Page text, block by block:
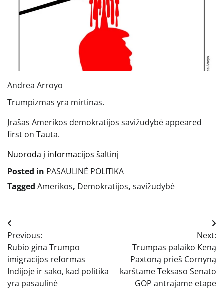
Andrea Arroyo
Trumpizmas yra mirtinas.
Įrašas Amerikos demokratijos savižudybė appeared
first on Tauta.
Nuoroda į informacijos šaltinį
Posted in PASAULINĖ POLITIKA
Tagged Amerikos, Demokratijos, savižudybė
Navigacija
tarp
įrašų
Previous:
Rubio gina Trumpo
imigracijos reformas
Indijoje ir sako, kad politika
yra pasaulinė
Next:
Trumpas palaiko Keną
Paxtoną prieš Cornyną
karštame Teksaso Senato
GOP antrajame etape